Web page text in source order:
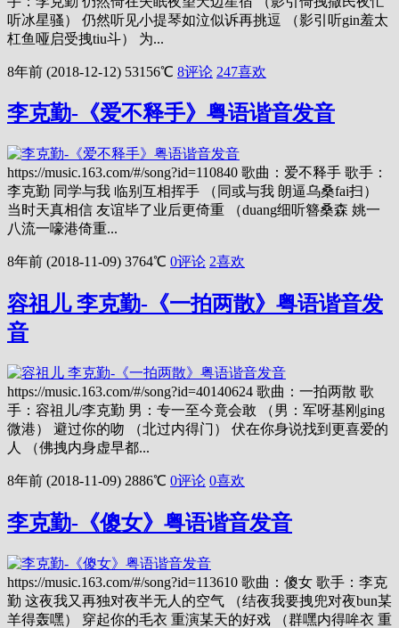
听冰星骚） 仍然听见小提琴如泣似诉再挑逗 （影引听gin羞太
杠鱼哑启受拽tiu斗） 为...
8年前 (2018-12-12) 53156℃ 8评论 247喜欢
李克勤-《爱不释手》粤语谐音发音
https://music.163.com/#/song?id=110840 歌曲：爱不释手 歌手：
李克勤 同学与我 临别互相挥手 （同或与我 朗逼乌桑fai扫）
当时天真相信 友谊毕了业后更倚重 （duang细听簪桑森 姚一
八流一嚎港倚重...
8年前 (2018-11-09) 3764℃ 0评论 2喜欢
容祖儿 李克勤-《一拍两散》粤语谐音发
音
https://music.163.com/#/song?id=40140624 歌曲：一拍两散 歌
手：容祖儿/李克勤 男：专一至今竟会敢 （男：军呀基刚ging
微港） 避过你的吻 （北过内得门） 伏在你身说找到更喜爱的
人 （佛拽内身虚早都...
8年前 (2018-11-09) 2886℃ 0评论 0喜欢
李克勤-《傻女》粤语谐音发音
https://music.163.com/#/song?id=113610 歌曲：傻女 歌手：李克
勤 这夜我又再独对夜半无人的空气 （结夜我要拽兜对夜bun某
羊得轰嘿） 穿起你的毛衣 重演某天的好戏 （群嘿内得哞衣 重